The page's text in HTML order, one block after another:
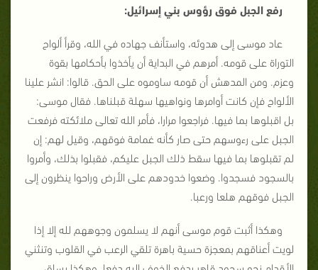
رفع الجبل فوق رؤوس بني إسرائيل:
عاد موسى إلى هدوئه، واستأنف جهاده في الله، وقرأ ألواح
التوراة على قومه. أمرهم في البداية أن يأخذوا بأحكامها بقوة
وعزم. ومن المدهش أن قومه ساوموه على الحق. قالوا: انشر علينا
الألواح فإن كانت أوامرها ونواهيها سهلة قبلناها. فقال موسى:
بل اقبلوها بما فيها. فراجعوا مرارا، فأمر الله تعالى ملائكته فرفعت
الجبل على رءوسهم حتى صار كأنه غمامة فوقهم، وقيل لهم: إن
لم تقبلوها بما فيها سقط ذلك الجبل عليكم، فقبلوا بذلك، وأمروا
بالسجود فسجدوا. وضعوا خدودهم على الأرض وراحوا ينظرون إلى
الجبل فوقهم هلعا ورعبا.
وهكذا أثبت قوم موسى أنهم لا يسلمون وجوههم لله إلا إذا
لويت أعناقهم بمعجزة حسية باهرة تلقي الرعب في القلوب وتنثني